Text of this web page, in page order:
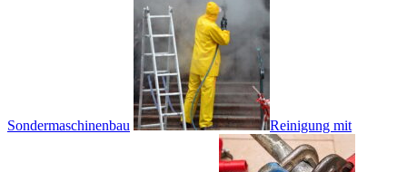
Sondermaschinenbau Reinigung mit